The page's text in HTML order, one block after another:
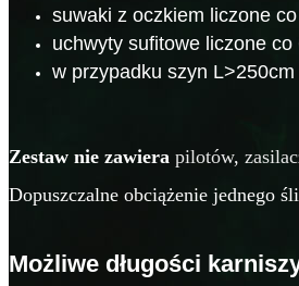
suwaki z oczkiem liczone
uchwyty sufitowe liczone co
w przypadku szyn L>250cm
Zestaw nie zawiera pilotów,
Dopuszczalne obciążenie jednego
Możliwe długości